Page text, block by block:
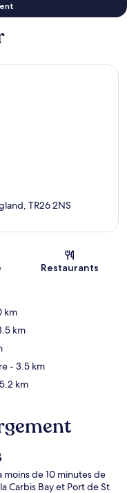
TR26 2NS
Restaurants
km
km
- 3.5 km
km
moins de 10 minutes de
Carbis Bay et Port de St